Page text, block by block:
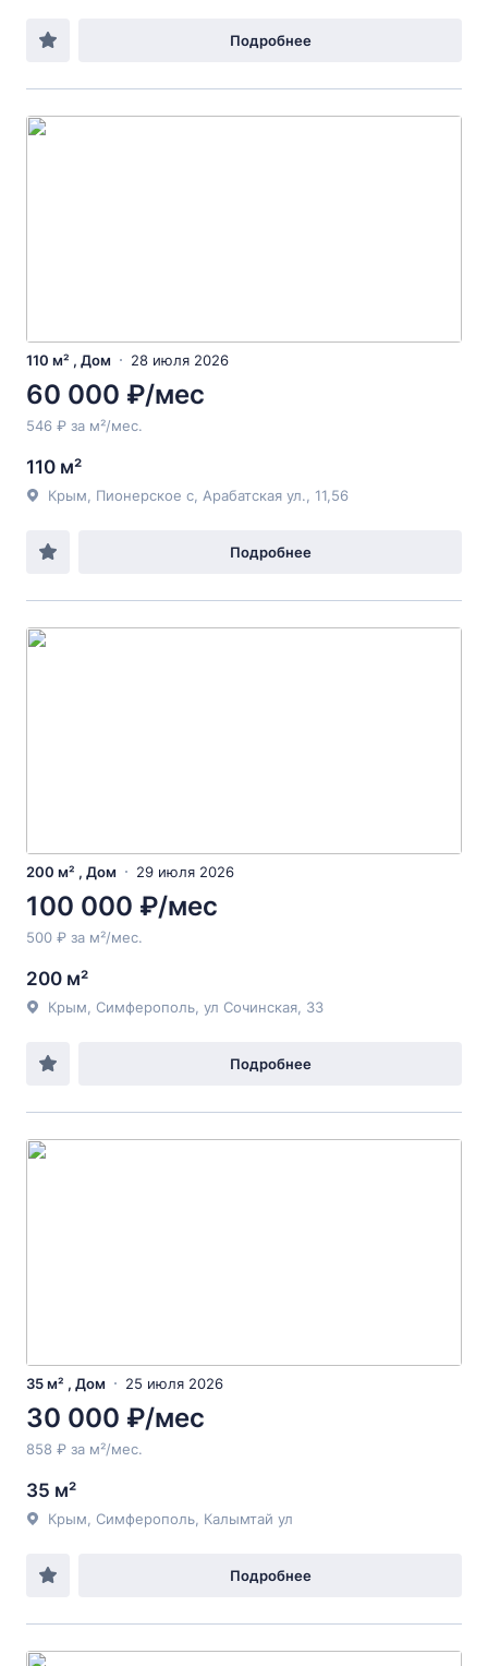
Подробнее
110 м² , Дом 28 июля 2026
60 000 ₽/мес
546 ₽ за м²/мес.
110 м²
Крым, Пионерское с, Арабатская ул., 11,56
Подробнее
200 м² , Дом 29 июля 2026
100 000 ₽/мес
500 ₽ за м²/мес.
200 м²
Крым, Симферополь, ул Сочинская, 33
Подробнее
35 м² , Дом 25 июля 2026
30 000 ₽/мес
858 ₽ за м²/мес.
35 м²
Крым, Симферополь, Калымтай ул
Подробнее